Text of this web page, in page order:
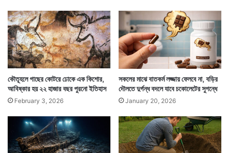
পাশে থাকার বার্তা দেন তিনি। — সংবাদ সংস্থার সাহায্য নিয়ে
লেখা
কৌতূহলে গাছের কোটরে ঢোকে এক কিশোর,
আবিষ্কার হয় ২২ হাজার বছর পুরনো ইতিহাস
February 3, 2026
সকলের মাঝে বাতকর্ম লজ্জায় ফেলবে না, বড়ির
দৌলতে দুর্গন্ধ বদলে যাবে চকোলেটের সুগন্ধে
January 20, 2026